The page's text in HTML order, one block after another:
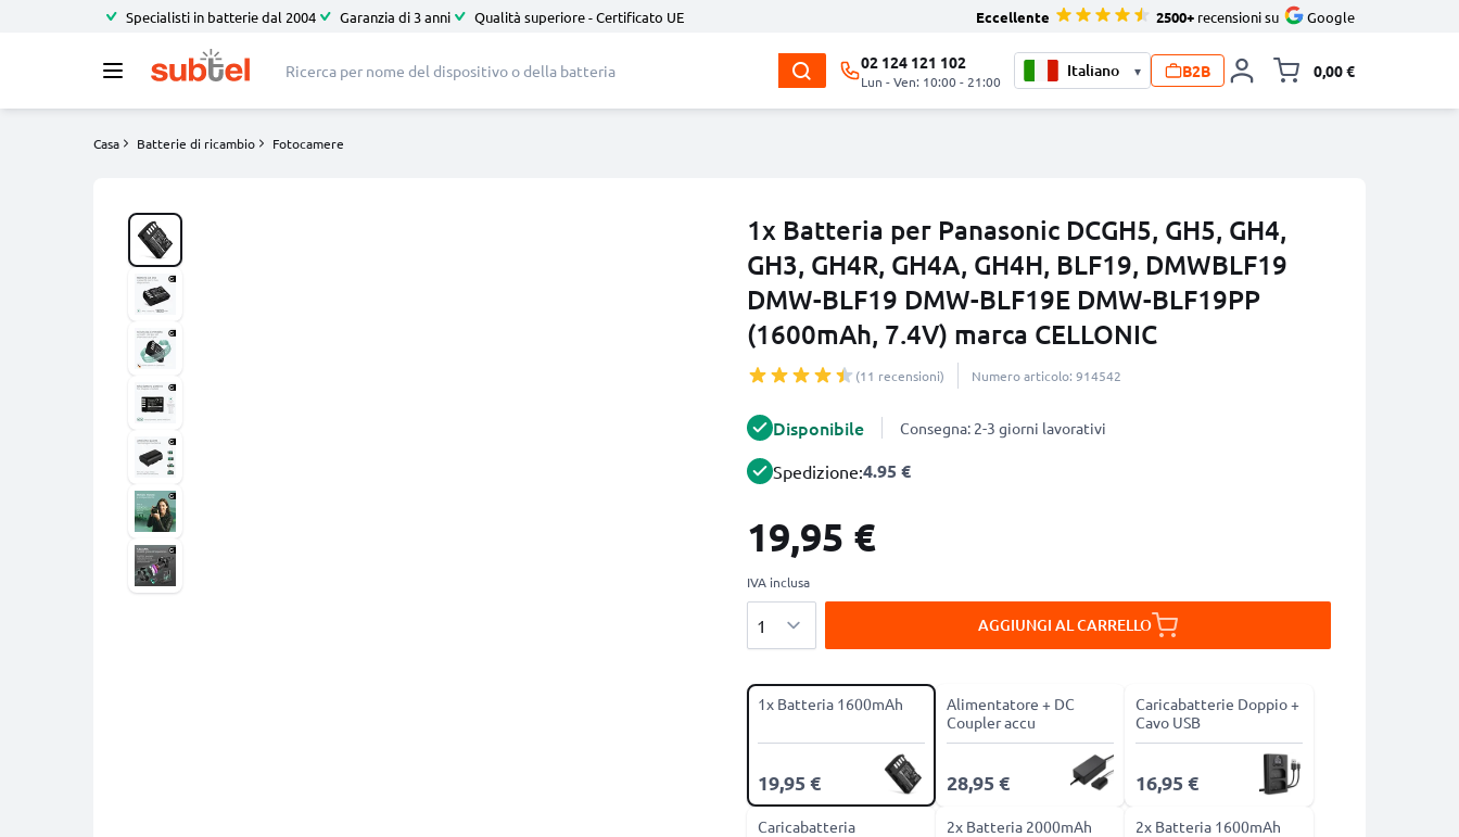
Specialisti in batterie dal 2004 Garanzia di 3 anni Qualità superiore - Certificato UE Eccellente 2500+ recensioni su Google
02 124 121 102
Lun - Ven: 10:00 - 21:00
▾ B2B 0,00 €
Casa Batterie di ricambio Fotocamere
1x Batteria per Panasonic DCGH5, GH5, GH4,
GH3, GH4R, GH4A, GH4H, BLF19, DMWBLF19
DMW-BLF19 DMW-BLF19E DMW-BLF19PP
(1600mAh, 7.4V) marca CELLONIC
(11 recensioni) Numero articolo: 914542
Disponibile Consegna: 2-3 giorni lavorativi
Spedizione:4.95 €
19,95 €
IVA inclusa
AGGIUNGI AL CARRELLO
1x Batteria 1600mAh
19,95 €
Alimentatore + DC
Coupler accu
28,95 €
Caricabatterie Doppio +
Cavo USB
16,95 €
Caricabatteria 2x Batteria 2000mAh 2x Batteria 1600mAh